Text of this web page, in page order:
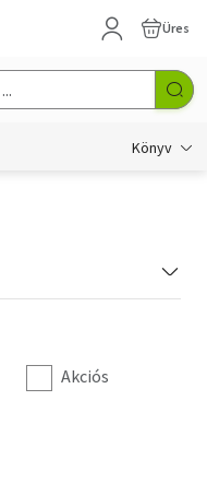
Üres
Könyv
Akciós